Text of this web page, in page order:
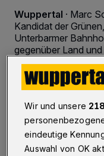
Wuppertal · Marc
Kandidat der
Unterbarmer
gegenüber Land
Bahnhof in das
03.08.2015 , 12:43
Wir und unsere 218
eindeutige
Auswahl von OK